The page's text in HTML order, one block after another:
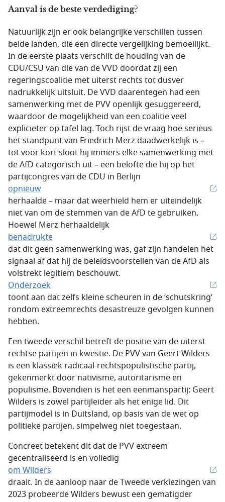
Aanval is de beste verdediging?
Natuurlijk zijn er ook belangrijke verschillen tussen
beide landen, die een directe vergelijking bemoeilijkt.
In de eerste plaats verschilt de houding van de
CDU/CSU van die van de VVD doordat zij een
regeringscoalitie met uiterst rechts tot dusver
nadrukkelijk uitsluit. De VVD daarentegen had een
samenwerking met de PVV openlijk gesuggereerd,
waardoor de mogelijkheid van een coalitie veel
explicieter op tafel lag. Toch rijst de vraag hoe serieus
het standpunt van Friedrich Merz daadwerkelijk is –
tot voor kort sloot hij immers elke samenwerking met
de AfD categorisch uit – een belofte die hij op het
partijcongres van de CDU in Berlijn
opnieuw
herhaalde – maar dat weerhield hem er uiteindelijk
niet van om de stemmen van de AfD te gebruiken.
Hoewel Merz herhaaldelijk
benadrukte
dat dit geen samenwerking was, gaf zijn handelen het
signaal af dat hij de beleidsvoorstellen van de AfD als
volstrekt legitiem beschouwt.
Onderzoek
toont aan dat zelfs kleine scheuren in de ‘schutskring’
rondom extreemrechts desastreuze gevolgen kunnen
hebben.
Een tweede verschil betreft de positie van de uiterst
rechtse partijen in kwestie. De PVV van Geert Wilders
is een klassiek radicaal-rechtspopulistische partij,
gekenmerkt door nativisme, autoritarisme en
populisme. Bovendien is het een eenmanspartij: Geert
Wilders is zowel partijleider als het enige lid. Dit
partijmodel is in Duitsland, op basis van de wet op
politieke partijen, simpelweg niet toegestaan.
Concreet betekent dit dat de PVV extreem
gecentraliseerd is en volledig
om Wilders
draait. In de aanloop naar de Tweede verkiezingen van
2023 probeerde Wilders bewust een gematigder